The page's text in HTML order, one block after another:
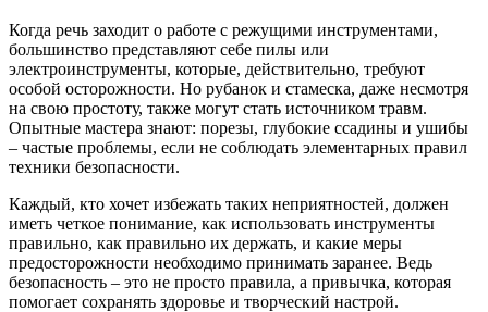
Когда речь заходит о работе с режущими инструментами,
большинство представляют себе пилы или
электроинструменты, которые, действительно, требуют
особой осторожности. Но рубанок и стамеска, даже несмотря
на свою простоту, также могут стать источником травм.
Опытные мастера знают: порезы, глубокие ссадины и ушибы
– частые проблемы, если не соблюдать элементарных правил
техники безопасности.
Каждый, кто хочет избежать таких неприятностей, должен
иметь четкое понимание, как использовать инструменты
правильно, как правильно их держать, и какие меры
предосторожности необходимо принимать заранее. Ведь
безопасность – это не просто правила, а привычка, которая
помогает сохранять здоровье и творческий настрой.